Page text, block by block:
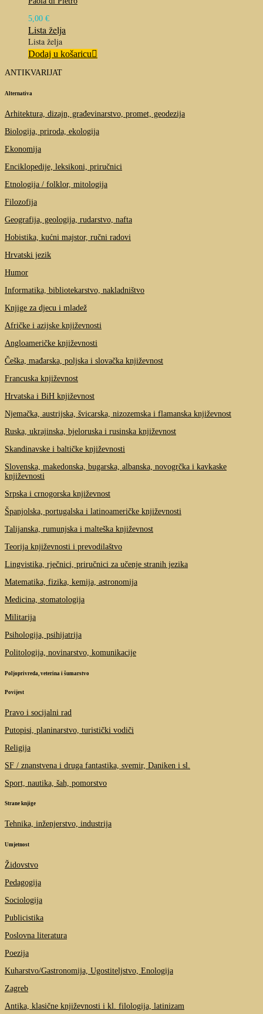
5,00 €
Lista želja
Lista želja
Dodaj u košaricu
ANTIKVARIJAT
Alternativa
Arhitektura, dizajn, građevinarstvo, promet, geodezija
Biologija, priroda, ekologija
Ekonomija
Enciklopedije, leksikoni, priručnici
Etnologija / folklor, mitologija
Filozofija
Geografija, geologija, rudarstvo, nafta
Hobistika, kućni majstor, ručni radovi
Hrvatski jezik
Humor
Informatika, bibliotekarstvo, nakladništvo
Knjige za djecu i mladež
Afričke i azijske književnosti
Angloameričke književnosti
Češka, mađarska, poljska i slovačka književnost
Francuska književnost
Hrvatska i BiH književnost
Njemačka, austrijska, švicarska, nizozemska i flamanska književnost
Ruska, ukrajinska, bjeloruska i rusinska književnost
Skandinavske i baltičke književnosti
Slovenska, makedonska, bugarska, albanska, novogrčka i kavkaske
književnosti
Srpska i crnogorska književnost
Španjolska, portugalska i latinoameričke književnosti
Talijanska, rumunjska i malteška književnost
Teorija književnosti i prevodilaštvo
Lingvistika, rječnici, priručnici za učenje stranih jezika
Matematika, fizika, kemija, astronomija
Medicina, stomatologija
Militarija
Psihologija, psihijatrija
Politologija, novinarstvo, komunikacije
Poljoprivreda, veterina i šumarstvo
Povijest
Pravo i socijalni rad
Putopisi, planinarstvo, turistički vodiči
Religija
SF / znanstvena i druga fantastika, svemir, Daniken i sl.
Sport, nautika, šah, pomorstvo
Strane knjige
Tehnika, inženjerstvo, industrija
Umjetnost
Židovstvo
Pedagogija
Sociologija
Publicistika
Poslovna literatura
Poezija
Kuharstvo/Gastronomija, Ugostiteljstvo, Enologija
Zagreb
Antika, klasične književnosti i kl. filologija, latinizam